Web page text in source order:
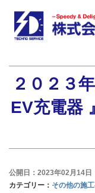
２０２３
EV充電器
公開日：2023年02月14日
カテゴリー： その他の施